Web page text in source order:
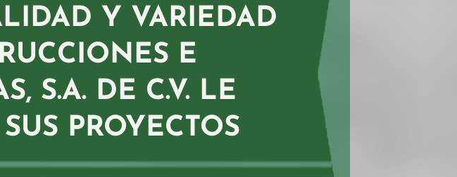
Y VARIEDAD
E
S.A. DE C.V. LE
PROYECTOS